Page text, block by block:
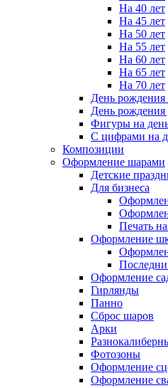
На 40 лет
На 45 лет
На 50 лет
На 55 лет
На 60 лет
На 65 лет
На 70 лет
День рождения
День рождения
Фигуры на
С цифрами на
Композиции
Оформление шарами
Детские
Для бизнеса
Печать
Оформление
Оформление
Гирлянды
Панно
Сброс шаров
Арки
Фотозоны
Оформление
Оформление